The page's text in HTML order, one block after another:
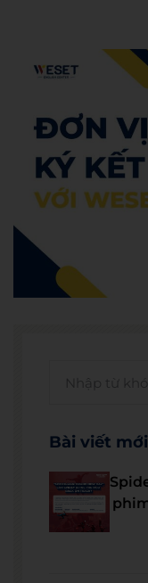
Bài viết